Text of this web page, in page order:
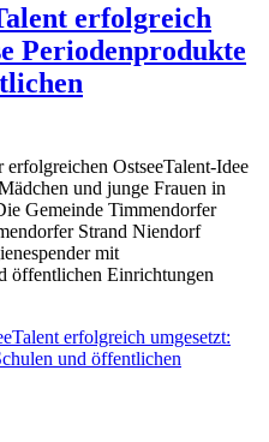
erfolgreich
Periodenprodukte
erfolgreichen OstseeTalent-Idee
und junge Frauen in
Gemeinde Timmendorfer
Strand Niendorf
mit
öffentlichen Einrichtungen
erfolgreich umgesetzt:
und öffentlichen